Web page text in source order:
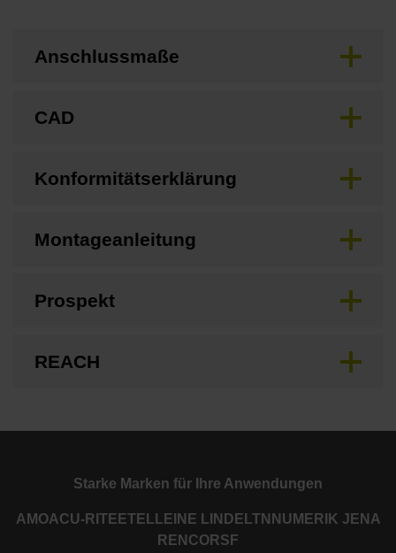
Anschlussmaße
CAD
Konformitätserklärung
Montageanleitung
Prospekt
REACH
Starke Marken für Ihre Anwendungen
AMOACU-RITE ETEL LEINE LINDE LTN NUMERIK JENA
RENCORSF